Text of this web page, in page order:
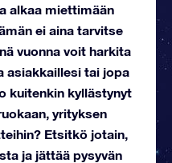
alkaa miettimään
ei aina tarvitse
vuonna voit harkita
asiakkaillesi tai jopa
kuitenkin kyllästynyt
yrityksen
Etsitkö jotain,
ja jättää pysyvän